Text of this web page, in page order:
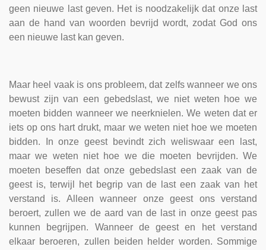
geen nieuwe last geven. Het is noodzakelijk dat onze last
aan de hand van woorden bevrijd wordt, zodat God ons
een nieuwe last kan geven.
Maar heel vaak is ons probleem, dat zelfs wanneer we ons
bewust zijn van een gebedslast, we niet weten hoe we
moeten bidden wanneer we neerknielen. We weten dat er
iets op ons hart drukt, maar we weten niet hoe we moeten
bidden. In onze geest bevindt zich weliswaar een last,
maar we weten niet hoe we die moeten bevrijden. We
moeten beseffen dat onze gebedslast een zaak van de
geest is, terwijl het begrip van de last een zaak van het
verstand is. Alleen wanneer onze geest ons verstand
beroert, zullen we de aard van de last in onze geest pas
kunnen begrijpen. Wanneer de geest en het verstand
elkaar beroeren, zullen beiden helder worden. Sommige